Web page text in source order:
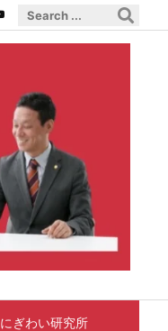
にぎわい研究所